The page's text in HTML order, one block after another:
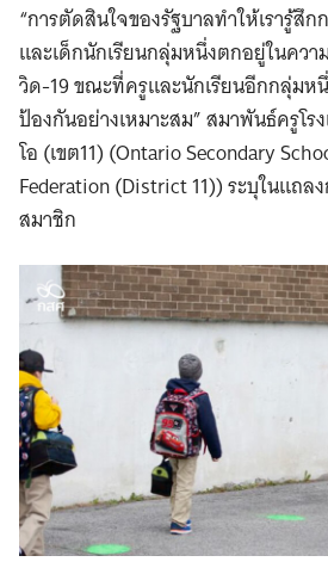
“การตัดสินใจของรัฐบาลทำให้เรารู้สึ
และเด็กนักเรียนกลุ่มหนึ่งตกอยู่ในควา
วิด-19 ขณะที่ครูและนักเรียนอีกกลุ่มห
ป้องกันอย่างเหมาะสม” สมาพันธ์ครูโ
โอ (เขต11) (Ontario Secondary
Federation (District 11)) ระบุในแถ
สมาชิก